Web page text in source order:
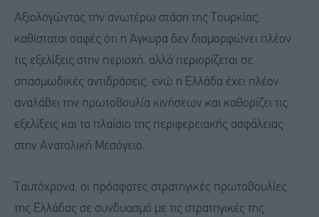
Αξιολογώντας την ανωτέρω στάση της Τουρκίας,
καθίσταται σαφές ότι η Άγκυρα δεν διαμορφώνει πλέον
τις εξελίξεις στην περιοχή, αλλά περιορίζεται σε
σπασμωδικές αντιδράσεις, ενώ η Ελλάδα έχει πλέον
αναλάβει την πρωτοβουλία κινήσεων και καθορίζει τις
εξελίξεις και το πλαίσιο της περιφερειακής ασφάλειας
στην Ανατολική Μεσόγειο.
Ταυτόχρονα, οι πρόσφατες στρατηγικές πρωτοβουλίες
της Ελλάδας σε συνδυασμό με τις στρατηγικές της